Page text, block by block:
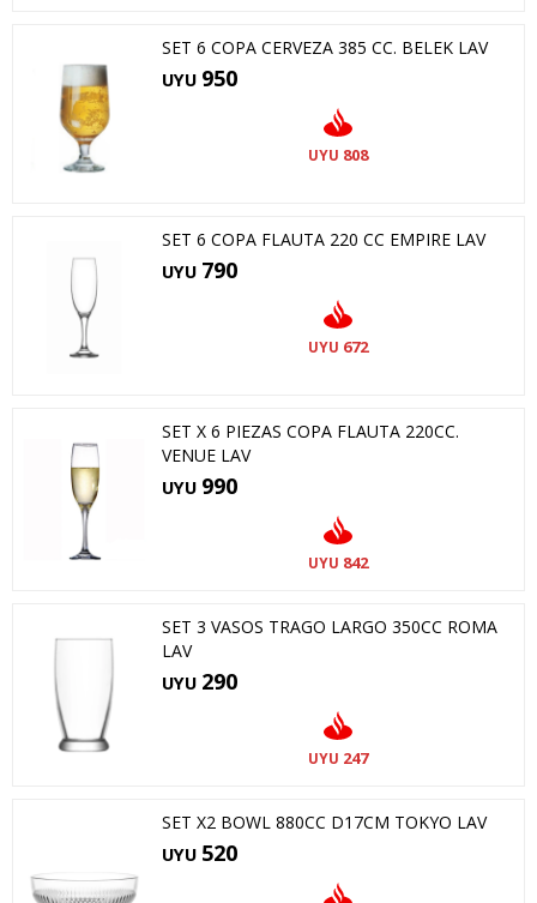
SET 6 COPA CERVEZA 385 CC. BELEK LAV
UYU 950
UYU 808
SET 6 COPA FLAUTA 220 CC EMPIRE LAV
UYU 790
UYU 672
SET X 6 PIEZAS COPA FLAUTA 220CC.
VENUE LAV
UYU 990
UYU 842
SET 3 VASOS TRAGO LARGO 350CC ROMA
LAV
UYU 290
UYU 247
SET X2 BOWL 880CC D17CM TOKYO LAV
UYU 520